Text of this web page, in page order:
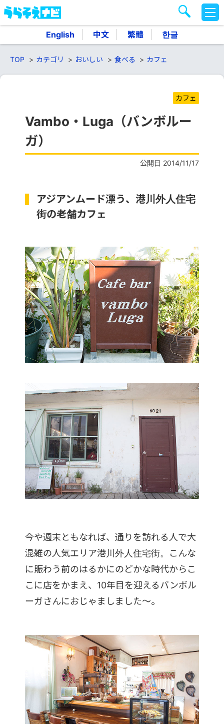
English 中文 繁體 한글
M
E
TOP カテゴリ おいしい 食べる カフェ
カフェ
Vambo・Luga（バンボルー
ガ）
公開日 2014/11/17
アジアンムード漂う、港川外人住宅
街の老舗カフェ
今や週末ともなれば、通りを訪れる人で大
混雑の人気エリア港川外人住宅街。こんな
に賑わう前のはるかにのどかな時代からこ
こに店をかまえ、10年目を迎えるバンボル
ーガさんにおじゃましました～。